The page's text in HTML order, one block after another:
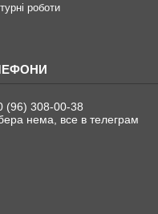
роботи
(96) 308-00-38
нема, все в телеграм